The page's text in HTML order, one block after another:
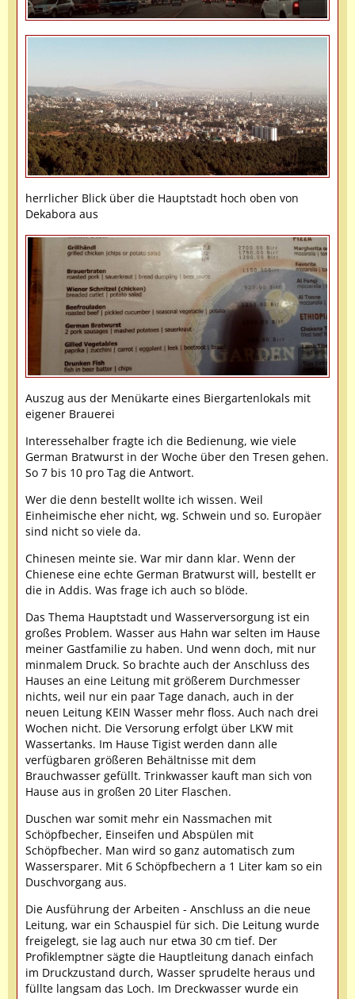
herrlicher Blick über die Hauptstadt hoch oben von
Dekabora aus
Auszug aus der Menükarte eines Biergartenlokals mit
eigener Brauerei
Interessehalber fragte ich die Bedienung, wie viele
German Bratwurst in der Woche über den Tresen gehen.
So 7 bis 10 pro Tag die Antwort.
Wer die denn bestellt wollte ich wissen. Weil
Einheimische eher nicht, wg. Schwein und so. Europäer
sind nicht so viele da.
Chinesen meinte sie. War mir dann klar. Wenn der
Chienese eine echte German Bratwurst will, bestellt er
die in Addis. Was frage ich auch so blöde.
Das Thema Hauptstadt und Wasserversorgung ist ein
großes Problem. Wasser aus Hahn war selten im Hause
meiner Gastfamilie zu haben. Und wenn doch, mit nur
minmalem Druck. So brachte auch der Anschluss des
Hauses an eine Leitung mit größerem Durchmesser
nichts, weil nur ein paar Tage danach, auch in der
neuen Leitung KEIN Wasser mehr floss. Auch nach drei
Wochen nicht. Die Versorung erfolgt über LKW mit
Wassertanks. Im Hause Tigist werden dann alle
verfügbaren größeren Behältnisse mit dem
Brauchwasser gefüllt. Trinkwasser kauft man sich von
Hause aus in großen 20 Liter Flaschen.
Duschen war somit mehr ein Nassmachen mit
Schöpfbecher, Einseifen und Abspülen mit
Schöpfbecher. Man wird so ganz automatisch zum
Wassersparer. Mit 6 Schöpfbechern a 1 Liter kam so ein
Duschvorgang aus.
Die Ausführung der Arbeiten - Anschluss an die neue
Leitung, war ein Schauspiel für sich. Die Leitung wurde
freigelegt, sie lag auch nur etwa 30 cm tief. Der
Profiklemptner sägte die Hauptleitung danach einfach
im Druckzustand durch, Wasser sprudelte heraus und
füllte langsam das Loch. Im Dreckwasser wurde ein